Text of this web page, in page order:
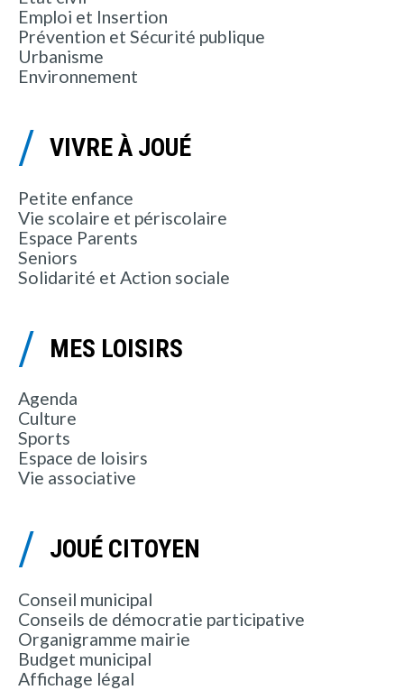
Emploi et Insertion
Prévention et Sécurité publique
Urbanisme
Environnement
VIVRE À JOUÉ
Petite enfance
Vie scolaire et périscolaire
Espace Parents
Seniors
Solidarité et Action sociale
MES LOISIRS
Agenda
Culture
Sports
Espace de loisirs
Vie associative
JOUÉ CITOYEN
Conseil municipal
Conseils de démocratie participative
Organigramme mairie
Budget municipal
Affichage légal